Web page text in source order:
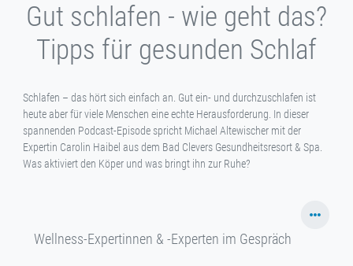
Gut schlafen - wie geht das?
Tipps für gesunden Schlaf
Schlafen – das hört sich einfach an. Gut ein- und durchzuschlafen ist
heute aber für viele Menschen eine echte Herausforderung. In dieser
spannenden Podcast-Episode spricht Michael Altewischer mit der
Expertin Carolin Haibel aus dem Bad Clevers Gesundheitsresort & Spa.
Was aktiviert den Köper und was bringt ihn zur Ruhe?
Wellness-Expertinnen & -Experten im Gespräch